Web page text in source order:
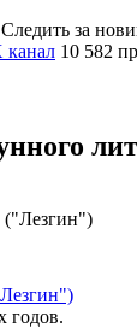
Следить за
10 582
годов.